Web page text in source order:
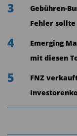
Die Differenz
Faktoren
investieren
das eigene
Dividenden, da
3
Gebühren-
Fehler
4
Emerging
mit diesen
5
FNZ